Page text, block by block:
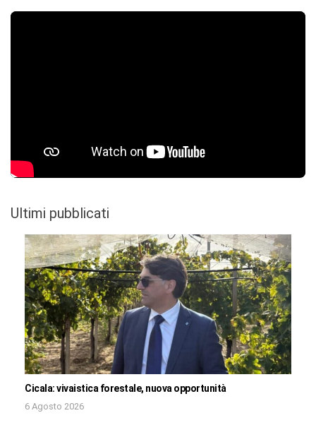
Ultimi pubblicati
Cicala: vivaistica forestale, nuova opportunità
6 Agosto 2026